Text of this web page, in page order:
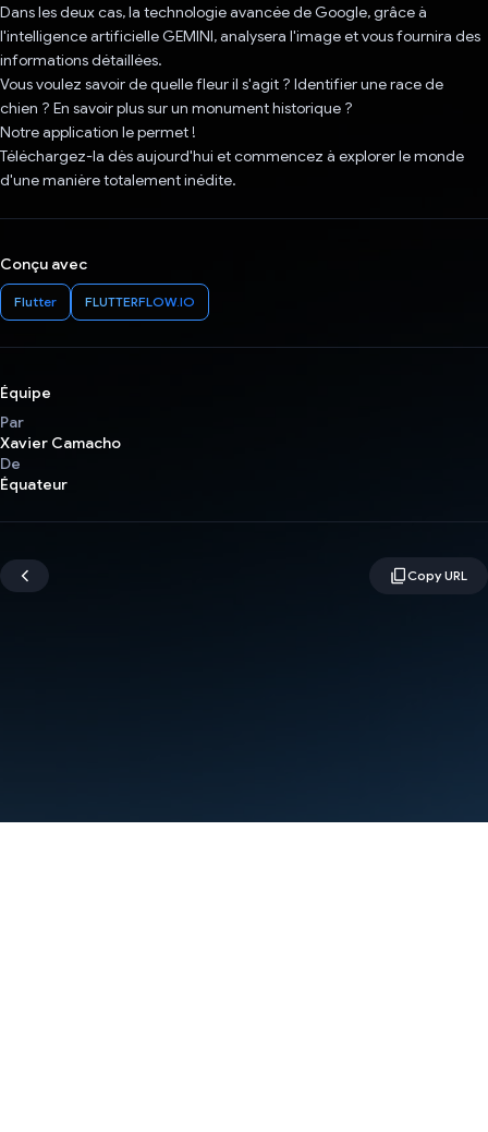
Dans les deux cas, la technologie avancée de Google, grâce à
l'intelligence artificielle GEMINI, analysera l'image et vous fournira des
informations détaillées.
Vous voulez savoir de quelle fleur il s'agit ? Identifier une race de
chien ? En savoir plus sur un monument historique ? ️
Notre application le permet !
Téléchargez-la dès aujourd'hui et commencez à explorer le monde
d'une manière totalement inédite.
Conçu avec
Flutter FLUTTERFLOW.IO
Équipe
Par
Xavier Camacho
De
Équateur